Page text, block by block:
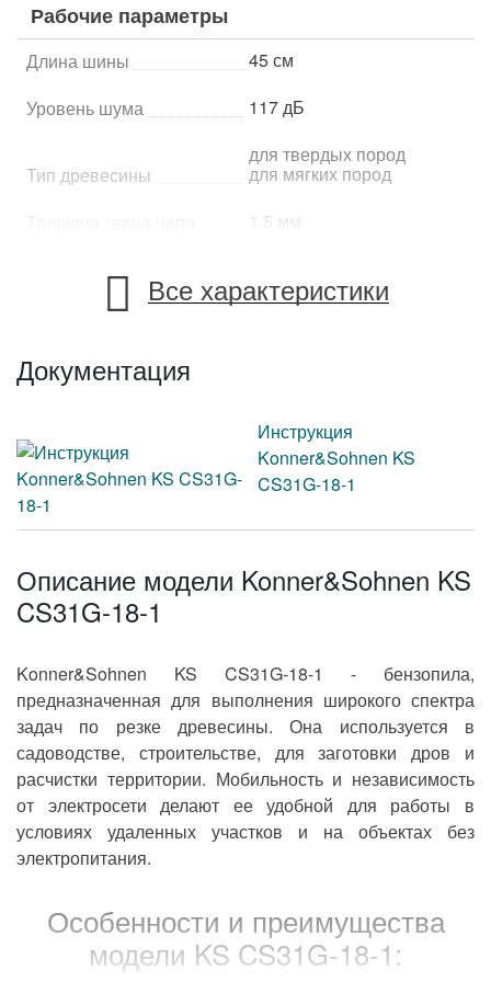
Рабочие параметры
Длина шины
45 см
Уровень шума
117 дБ
Тип древесины
для твердых пород
для мягких пород
1.5 мм
Характеристики двигателя и устройства
Питание
8500 об/мин
Объем двигателя
54.5 см.куб.
Мощность
3.1 л.с.
Охлаждение
воздушное охлаждение
особенности
Конструкция большие
Особенности
инерционный тормоз цепи
праймер (подкачка
топлива)
легкий запуск
режущая оснастка Oregon
Антивибрационная
система
есть
Все характеристики
Документация
Инструкция
Konner&Sohnen KS
CS31G-18-1
Описание модели Konner&Sohnen KS
CS31G-18-1
Konner&Sohnen KS CS31G-18-1 - бензопила,
предназначенная для выполнения широкого спектра
задач по резке древесины. Она используется в
садоводстве, строительстве, для заготовки дров и
расчистки территории. Мобильность и независимость
от электросети делают ее удобной для работы в
условиях удаленных участков и на объектах без
электропитания.
Особенности и преимущества
модели KS CS31G-18-1: